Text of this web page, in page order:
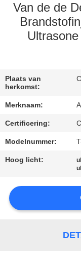
ONS
NIEUWS
VERZOEK
EEN
CITAAT
Van de de
Plaats van
herkomst:
Merknaam:
Certificering:
Modelnummer:
Hoog licht: